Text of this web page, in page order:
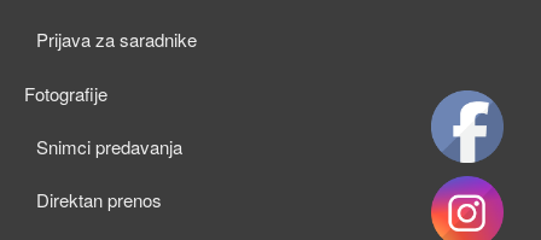
Prijava za saradnike
Fotografije
Snimci predavanja
Direktan prenos
child
menu